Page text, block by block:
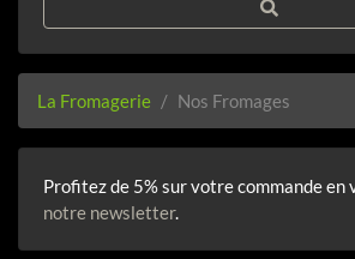
La Fromagerie Nos Fromages
Profitez de 5% sur votre commande en
notre newsletter.